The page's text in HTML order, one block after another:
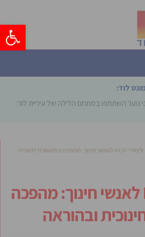
פתח
לוד:
נוער השתתפו במתחם הלילה של עיריית לוד:
לימודי NLP לאנשי חינוך: מהפכה בתקשורת חינוכית
לימודי NLP לאנשי חינוך: מהפכה
ובהוראה